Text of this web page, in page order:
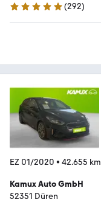
4.9 Sterne
(292)
EZ 01/2020 • 42.655 km
Kamux Auto GmbH
52351 Düren